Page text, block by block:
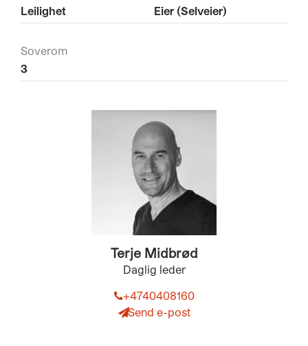
Leilighet
Eier (Selveier)
Soverom
3
Terje Midbrød
Daglig leder
+4740408160
Send e-post